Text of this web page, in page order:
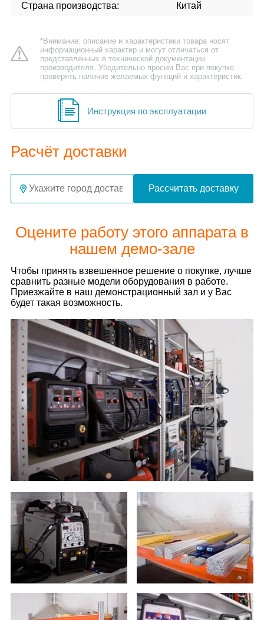
Страна производства:
Китай
*Внимание: описание и характеристики товара носят
информационный характер и могут отличаться от
представленных в технической документации
производителя. Убедительно просим Вас при покупке
проверять наличие желаемых функций и характеристик.
Инструкция по эксплуатации
Расчёт доставки
Рассчитать доставку
Оцените работу этого аппарата в
нашем демо-зале
Чтобы принять взвешенное решение о покупке, лучше
сравнить разные модели оборудования в работе.
Приезжайте в наш демонстрационный зал и у Вас
будет такая возможность.